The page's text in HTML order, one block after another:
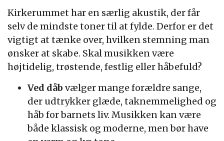
Kirkerummet har en særlig akustik, der får
selv de mindste toner til at fylde. Derfor er det
vigtigt at tænke over, hvilken stemning man
ønsker at skabe. Skal musikken være
højtidelig, trøstende, festlig eller håbefuld?
Ved dåb vælger mange forældre sange,
der udtrykker glæde, taknemmelighed og
håb for barnets liv. Musikken kan være
både klassisk og moderne, men bør have